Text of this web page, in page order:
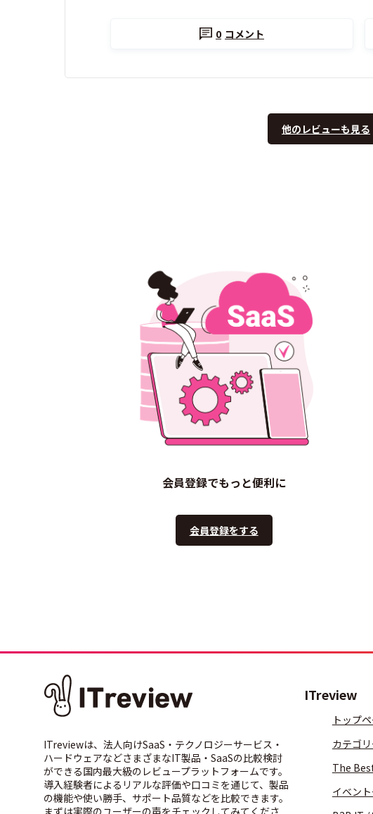
0 コメント
他のレビューも見る
会員登録でもっと便利に
会員登録をする
ITreviewは、法人向けSaaS・テクノロジーサービス・
ハードウェアなどさまざまなIT製品・SaaSの比較検討
ができる国内最大級のレビュープラットフォームです。
導入経験者によるリアルな評価や口コミを通じて、製品
の機能や使い勝手、サポート品質などを比較できます。
ITreview
トップ
カテゴ
The
イベン